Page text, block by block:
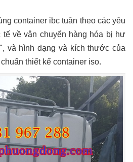
container ibc tuân theo các yêu
tế về vận chuyển hàng hóa bị hư
và hình dạng và kích thước của
thiết kế container iso.